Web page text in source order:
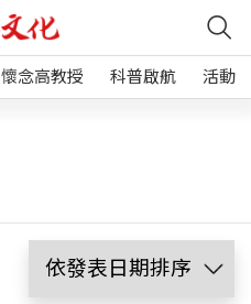
懷念高教授 科普啟航 活動